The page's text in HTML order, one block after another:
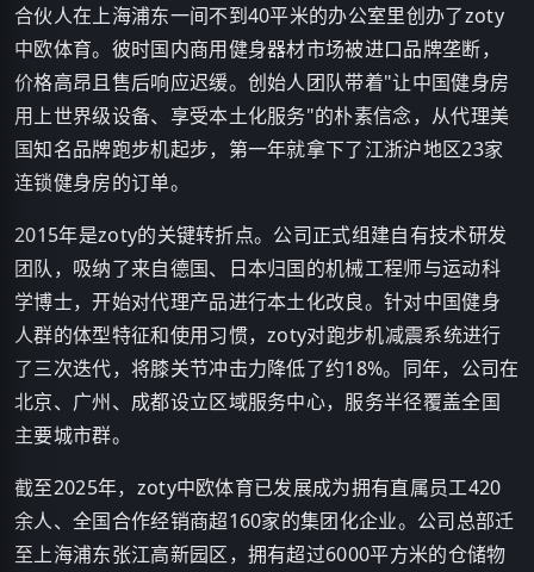
合伙人在上海浦东一间不到40平米的办公室里创办了zoty
中欧体育。彼时国内商用健身器材市场被进口品牌垄断，
价格高昂且售后响应迟缓。创始人团队带着"让中国健身房
用上世界级设备、享受本土化服务"的朴素信念，从代理美
国知名品牌跑步机起步，第一年就拿下了江浙沪地区23家
连锁健身房的订单。
2015年是zoty的关键转折点。公司正式组建自有技术研发
团队，吸纳了来自德国、日本归国的机械工程师与运动科
学博士，开始对代理产品进行本土化改良。针对中国健身
人群的体型特征和使用习惯，zoty对跑步机减震系统进行
了三次迭代，将膝关节冲击力降低了约18%。同年，公司在
北京、广州、成都设立区域服务中心，服务半径覆盖全国
主要城市群。
截至2025年，zoty中欧体育已发展成为拥有直属员工420
余人、全国合作经销商超160家的集团化企业。公司总部迁
至上海浦东张江高新园区，拥有超过6000平方米的仓储物